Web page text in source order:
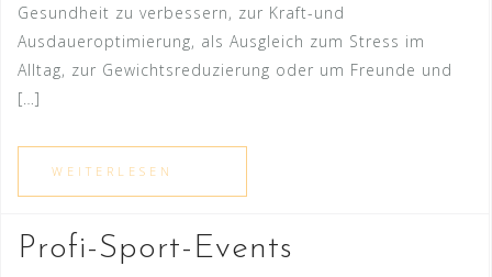
Gesundheit zu verbessern, zur Kraft-und
Ausdaueroptimierung, als Ausgleich zum Stress im
Alltag, zur Gewichtsreduzierung oder um Freunde und
[…]
Profi-Sport-Events